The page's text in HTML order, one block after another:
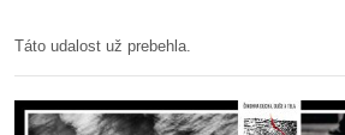
blogy
Táto udalost už prebehla.